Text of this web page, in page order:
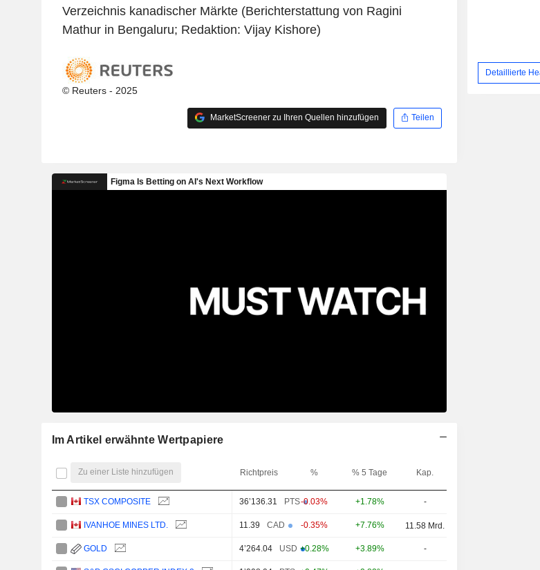
Verzeichnis kanadischer Märkte (Berichterstattung von Ragini
Mathur in Bengaluru; Redaktion: Vijay Kishore)
© Reuters - 2025
MarketScreener zu Ihren Quellen hinzufügen Teilen
Im Artikel erwähnte Wertpapiere
Zu einer Liste hinzufügen Richtpreis % % 5 Tage Kap.
TSX COMPOSITE 36’136.31 PTS-0.03% +1.78% -
IVANHOE MINES LTD. 11.39 CAD -0.35% +7.76% 11.58 Mrd.
GOLD 4’264.04 USD +0.28% +3.89% -
Detaillierte